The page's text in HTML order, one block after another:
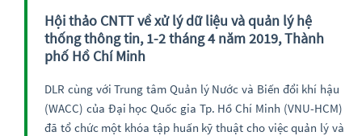
Hội thảo CNTT về xử lý dữ liệu và quản lý hệ
thống thông tin, 1-2 tháng 4 năm 2019, Thành
phố Hồ Chí Minh
DLR cùng với Trung tâm Quản lý Nước và Biến đổi khí hậu
(WACC) của Đại học Quốc gia Tp. Hồ Chí Minh (VNU-HCM)
đã tổ chức một khóa tập huấn kỹ thuật cho việc quản lý và